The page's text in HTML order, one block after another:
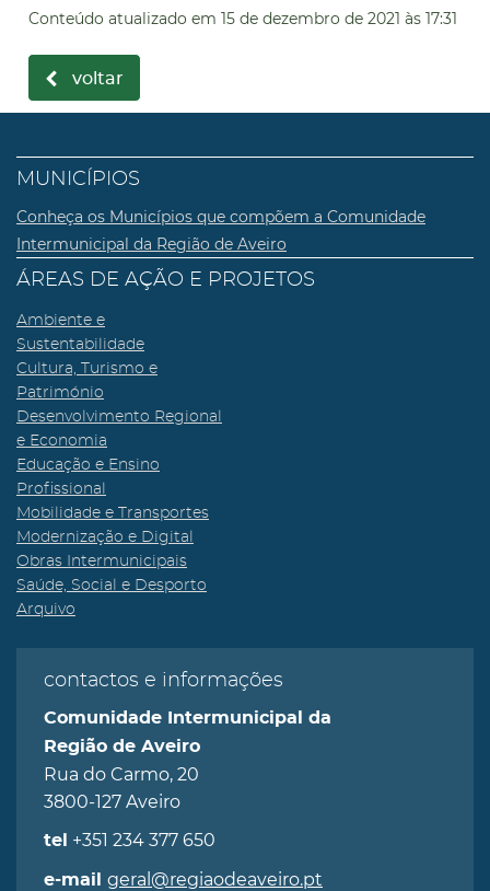
Conteúdo atualizado em 15 de dezembro de 2021 às 17:31
voltar
MUNICÍPIOS
Conheça os Municípios que compõem a Comunidade
Intermunicipal da Região de Aveiro
ÁREAS DE AÇÃO E PROJETOS
Ambiente e
Sustentabilidade
Cultura, Turismo e
Património
Desenvolvimento Regional
e Economia
Educação e Ensino
Profissional
Mobilidade e Transportes
Modernização e Digital
Obras Intermunicipais
Saúde, Social e Desporto
Arquivo
contactos e informações
Comunidade Intermunicipal da
Região de Aveiro
Rua do Carmo, 20
3800-127 Aveiro
tel +351 234 377 650
e-mail geral@regiaodeaveiro.pt